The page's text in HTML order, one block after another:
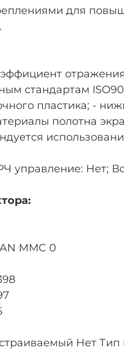
для
отражения
стандартам
пластика; -
полотна
управление: Нет;
MMC 0
Нет